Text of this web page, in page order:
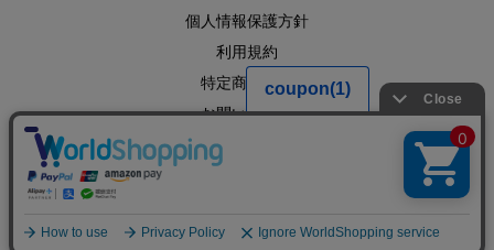
個人情報保護方針
利用規約
特定商取引法
お問い合わせ
企業情報